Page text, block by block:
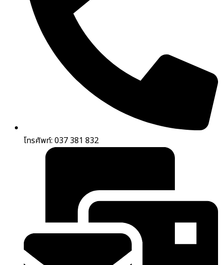
โทรศัพท์: 037 381 832